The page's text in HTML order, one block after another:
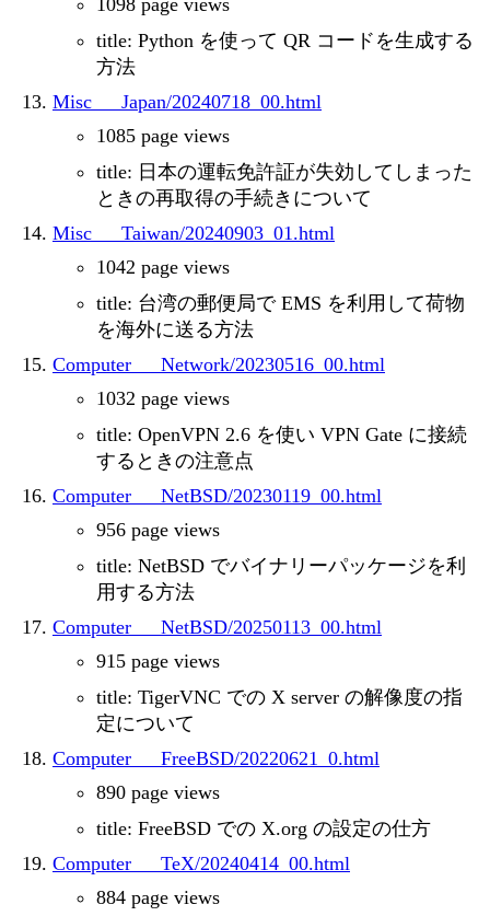
1098 page views
title: Python を使って QR コードを生成する
方法
Misc___Japan/20240718_00.html
1085 page views
title: 日本の運転免許証が失効してしまった
ときの再取得の手続きについて
Misc___Taiwan/20240903_01.html
1042 page views
title: 台湾の郵便局で EMS を利用して荷物
を海外に送る方法
Computer___Network/20230516_00.html
1032 page views
title: OpenVPN 2.6 を使い VPN Gate に接続
するときの注意点
Computer___NetBSD/20230119_00.html
956 page views
title: NetBSD でバイナリーパッケージを利
用する方法
Computer___NetBSD/20250113_00.html
915 page views
title: TigerVNC での X server の解像度の指
定について
Computer___FreeBSD/20220621_0.html
890 page views
title: FreeBSD での X.org の設定の仕方
Computer___TeX/20240414_00.html
884 page views